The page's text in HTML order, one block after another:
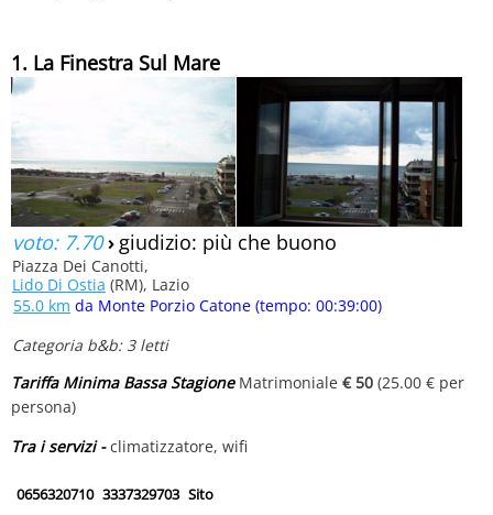
1. La Finestra Sul Mare
voto: 7.70› giudizio: più che buono
Piazza Dei Canotti,
Lido Di Ostia (RM), Lazio
55.0 km da Monte Porzio Catone (tempo: 00:39:00)
Categoria b&b: 3 letti
Tariffa Minima Bassa StagioneMatrimoniale € 50 (25.00 € per
persona)
Tra i servizi -climatizzatore, wifi
0656320710 3337329703 Sito